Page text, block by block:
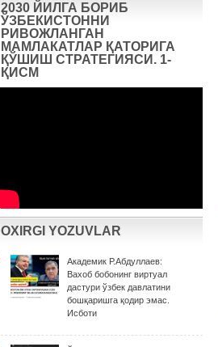
2030 ЙИЛГА БОРИБ
ЎЗБЕКИСТОННИ
РИВОЖЛАНГАН
МАМЛАКАТЛАР ҚАТОРИГА
ҚЎШИШ СТРАТЕГИЯСИ. 1-
ҚИСМ
OXIRGI YOZUVLAR
Академик Р.Абдуллаев:
Вахоб бобонинг виртуал
дастури ўзбек давлатини
бошқаришга қодир эмас.
Исботи